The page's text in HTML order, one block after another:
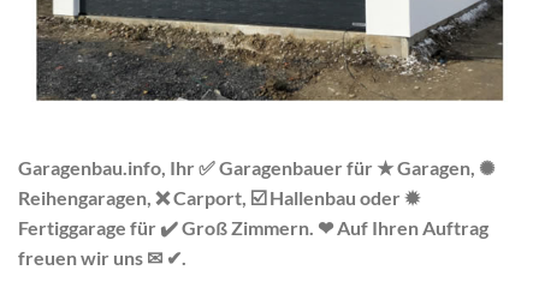
Garagenbau.info, Ihr ✅ Garagenbauer für ★ Garagen, ✺
Reihengaragen, ❌ Carport, ☑️ Hallenbau oder ✹
Fertiggarage für ✔️ Groß Zimmern. ❤ Auf Ihren Auftrag
freuen wir uns ✉ ✔.